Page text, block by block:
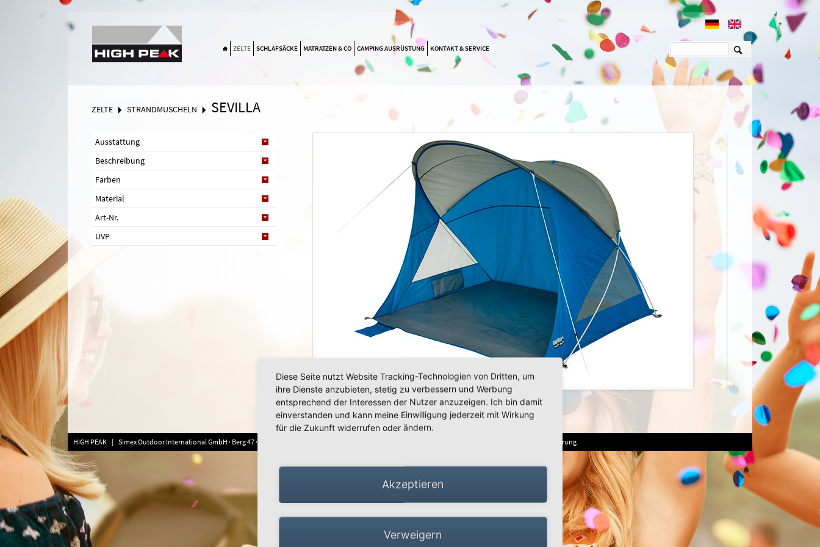
ZELTE SCHLAFSÄCKE MATRATZEN & CO CAMPING AUSRÜSTUNG KONTAKT & SERVICE
ZELTE STRANDMUSCHELN SEVILLA
Ausstattung
Beschreibung
Farben
Material
Art-Nr.
UVP
« »
HIGH PEAK | Simex Outdoor International GmbH · Berg 47 · D-41366 Schwalmtal · Tel.: +49 (0)2163 951 60 60 | Barrierefreiheitserklärung
Diese Seite nutzt Website Tracking-Technologien von Dritten, um
ihre Dienste anzubieten, stetig zu verbessern und Werbung
entsprechend der Interessen der Nutzer anzuzeigen. Ich bin damit
einverstanden und kann meine Einwilligung jederzeit mit Wirkung
für die Zukunft widerrufen oder ändern.
Akzeptieren
Verweigern